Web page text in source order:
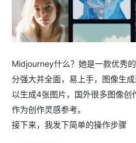
Midjourney什么？她是一款优秀
分强大并全面，易上手，图像生
以生成4张图片，国外很多图像
作为创作灵感参考。
接下来，我发下简单的操作步骤